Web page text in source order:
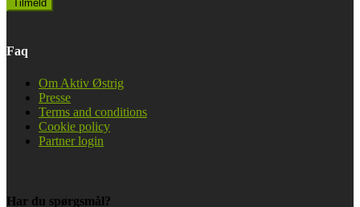
Faq
Om Aktiv Østrig
Presse
Terms and conditions
Cookie policy
Partner login
Har du spørgsmål?